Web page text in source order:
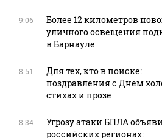
9:06
Более 12 километров
уличного освещения
в Барнауле
8:51
Для тех, кто в поиске:
поздравления с Днем
стихах и прозе
8:34
Угрозу атаки БПЛА
российских регионах: